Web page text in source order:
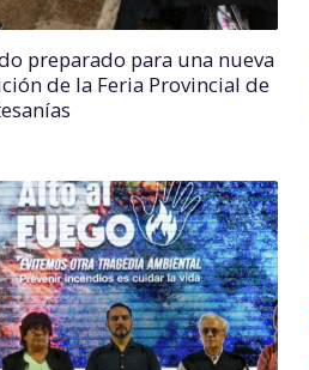
preparado para una nueva
de la Feria Provincial de